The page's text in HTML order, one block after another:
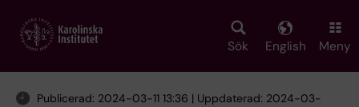
main
Sök English Meny
Publicerad: 2024-03-11 13:36 | Uppdaterad: 2024-03-